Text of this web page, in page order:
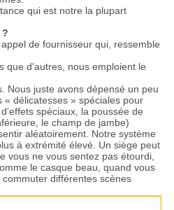
qui est notre la plupart
de fournisseur qui, ressemble
que d'autres, nous emploient le
Nous juste avons dépensé un peu
« délicatesses » spéciales pour
spéciaux, la poussée de
le champ de jambe)
aléatoirement. Notre système
à extrémité élevé. Un siège peut
vous ne vous sentez pas étourdi,
le casque beau, quand vous
différentes scènes